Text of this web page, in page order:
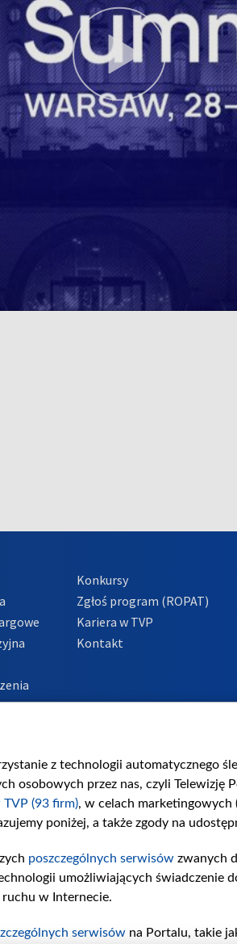
Konkursy
Zgłoś program (ROPAT)
Kariera w TVP
Kontakt
z technologii automatycznego
osobowych przez nas, czyli Telewizję
(93 firm), w celach marketingowych
poniżej, a także zgody na
poszczególnych serwisów zwanych
umożliwiających świadczenie
w Internecie.
serwisów na Portalu, takie